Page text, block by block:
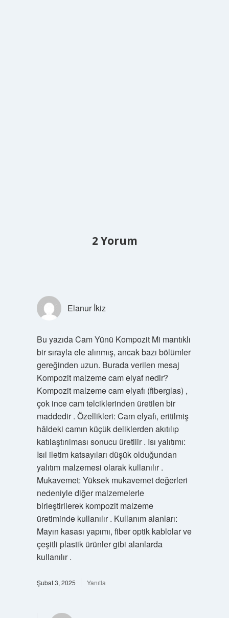
2 Yorum
Elanur İkiz
Bu yazıda Cam Yünü Kompozit Mi mantıklı
bir sırayla ele alınmış, ancak bazı bölümler
gereğinden uzun. Burada verilen mesaj
Kompozit malzeme cam elyaf nedir?
Kompozit malzeme cam elyafı (fiberglas) ,
çok ince cam telciklerinden üretilen bir
maddedir . Özellikleri: Cam elyafı, eritilmiş
hâldeki camın küçük deliklerden akıtılıp
katılaştırılması sonucu üretilir . Isı yalıtımı:
Isıl iletim katsayıları düşük olduğundan
yalıtım malzemesi olarak kullanılır .
Mukavemet: Yüksek mukavemet değerleri
nedeniyle diğer malzemelerle
birleştirilerek kompozit malzeme
üretiminde kullanılır . Kullanım alanları:
Mayın kasası yapımı, fiber optik kablolar ve
çeşitli plastik ürünler gibi alanlarda
kullanılır .
Şubat 3, 2025 Yanıtla